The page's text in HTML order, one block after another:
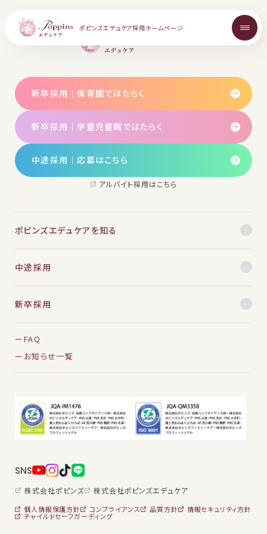
ポピンズエデュケア採用ホームページ
About
ポピンズエデュケアを知る
Topics
お知らせ
Career
中途採用について
New Graduate
新卒採用について
Workplace
新卒採用｜保育園ではたらく
新卒採用｜学童児童館ではたらく
中途採用│応募はこちら
アルバイト採用はこちら
ポピンズエデュケアを知る
中途採用
新卒採用
FAQ
お知らせ一覧
SNS
株式会社ポピンズ 株式会社ポピンズエデュケア
個人情報保護方針 コンプライアンス 品質方針 情報セキュリティ方針
チャイルドセーフガーディング